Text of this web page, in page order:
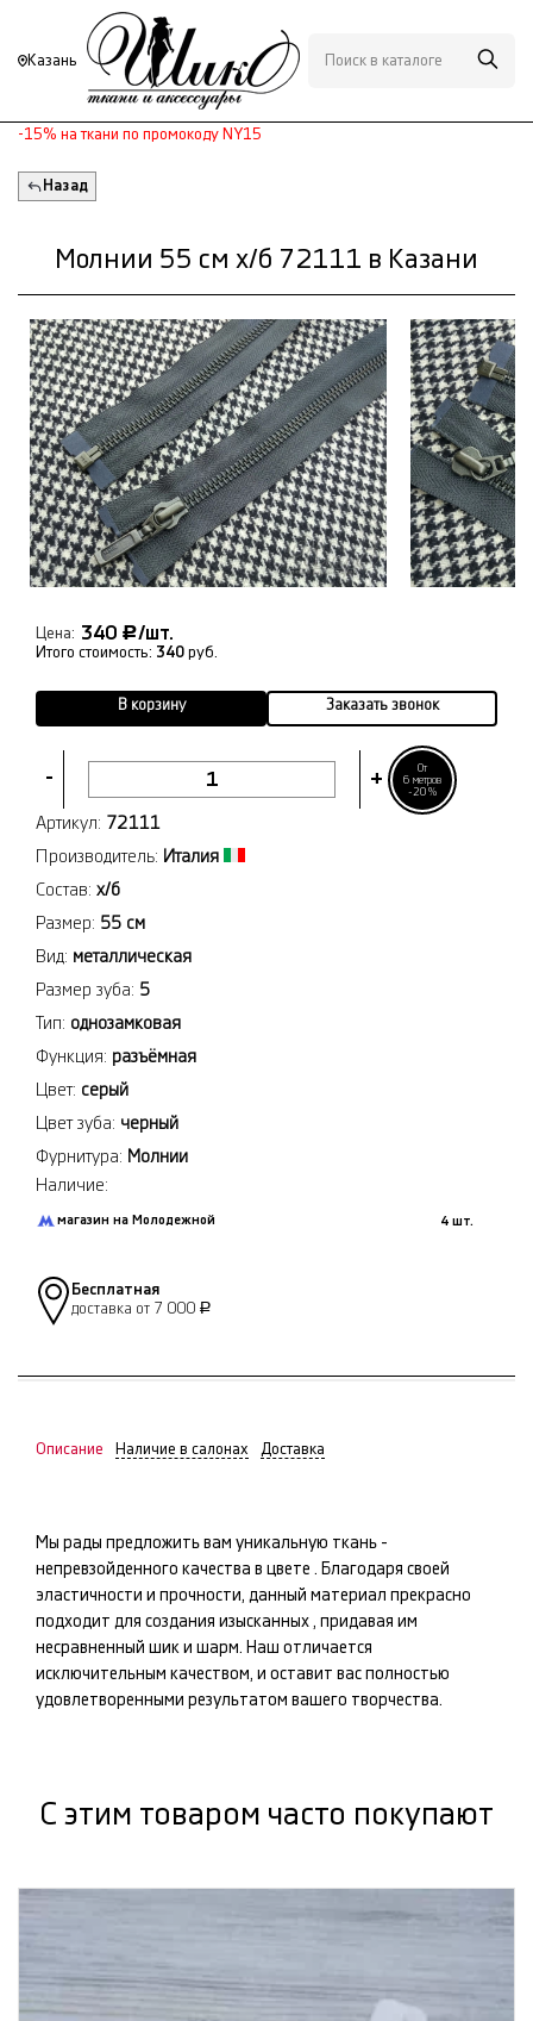
Казань
-15% на ткани по промокоду NY15
Назад
Молнии 55 см х/б 72111 в Казани
- +
От
6 метров
-20%
Цена: 340 Р/шт.
Итого стоимость: 340 руб.
В корзину Заказать звонок
Артикул: 72111
Производитель: Италия
Состав: х/б
Размер: 55 см
Вид: металлическая
Размер зуба: 5
Тип: однозамковая
Функция: разъёмная
Цвет: серый
Цвет зуба: черный
Фурнитура: Молнии
Наличие:
магазин на Молодежной 4 шт.
Бесплатная
доставка от 7 000 Р
Описание Наличие в салонах Доставка
Мы рады предложить вам уникальную ткань -
непревзойденного качества в цвете . Благодаря своей
эластичности и прочности, данный материал прекрасно
подходит для создания изысканных , придавая им
несравненный шик и шарм. Наш отличается
исключительным качеством, и оставит вас полностью
удовлетворенными результатом вашего творчества.
С этим товаром часто покупают